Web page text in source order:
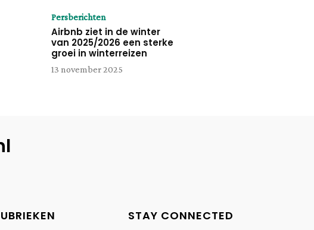
Persberichten
Airbnb ziet in de winter
van 2025/2026 een sterke
groei in winterreizen
13 november 2025
STAY CONNECTED